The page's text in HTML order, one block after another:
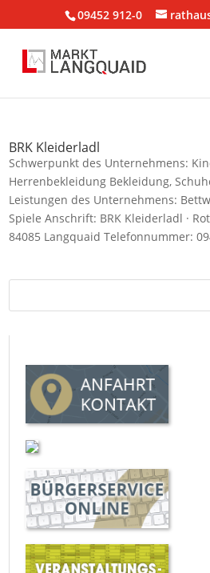
09452 912-0
BRK Kleiderladl
Schwerpunkt des Unternehmens:
Herrenbekleidung Bekleidung,
Leistungen des Unternehmens:
Spiele Anschrift: BRK Kleiderladl ·
84085 Langquaid Telefonnummer: